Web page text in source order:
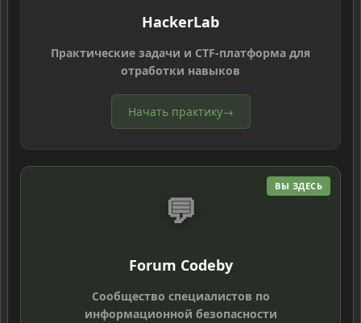
HackerLab
Практические задачи и CTF-платформа для
отработки навыков
Начать практику→
ВЫ ЗДЕСЬ
💬
Forum Codeby
Сообщество специалистов по
информационной безопасности